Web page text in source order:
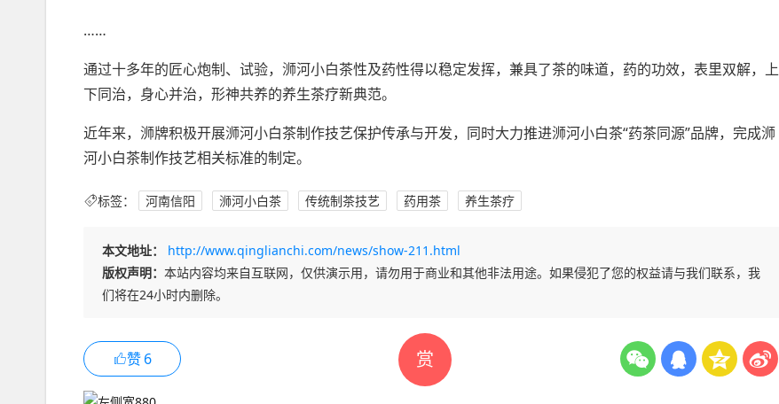
……
通过十多年的匠心炮制、试验，浉河小白茶性及药性得以稳定发挥，兼具了茶的味道，药的功效，表里双解，上
下同治，身心并治，形神共养的养生茶疗新典范。
近年来，浉牌积极开展浉河小白茶制作技艺保护传承与开发，同时大力推进浉河小白茶“药茶同源”品牌，完成浉
河小白茶制作技艺相关标准的制定。
标签： 河南信阳 浉河小白茶 传统制茶技艺 药用茶 养生茶疗
赏
本文地址：
http://www.qinglianchi.com/news/show-211.html
版权声明： 本站内容均来自互联网，仅供演示用，请勿用于商业和其他非法用途。如果侵犯了您的权益请与我们联系，我
们将在24小时内删除。
赞6